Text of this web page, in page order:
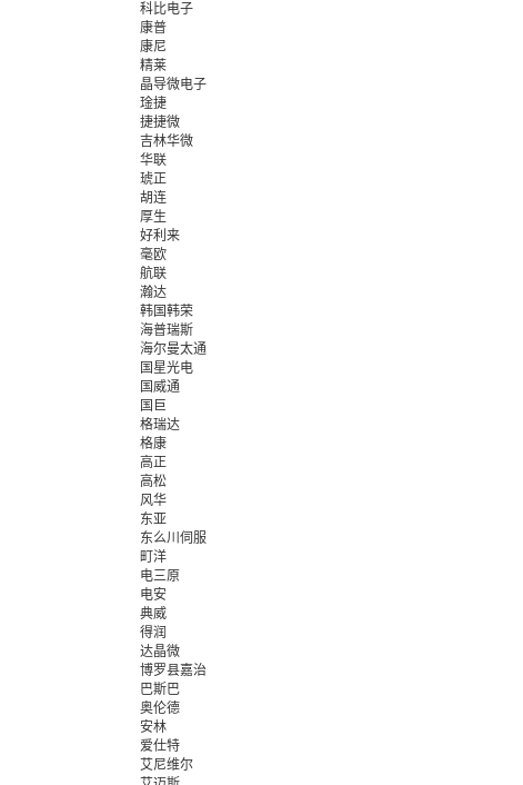
科比电子
康普
康尼
精莱
晶导微电子
琻捷
捷捷微
吉林华微
华联
琥正
胡连
厚生
好利来
毫欧
航联
瀚达
韩国韩荣
海普瑞斯
海尔曼太通
国星光电
国威通
国巨
格瑞达
格康
高正
高松
风华
东亚
东么川伺服
町洋
电三原
电安
典威
得润
达晶微
博罗县嘉治
巴斯巴
奥伦德
安林
爱仕特
艾尼维尔